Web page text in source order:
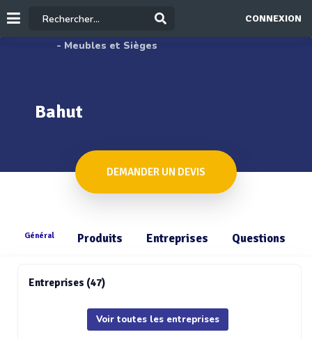
CONNEXION
- Meubles et Sièges
Bahut
DEMANDER UN DEVIS
Général Produits Entreprises Questions
Entreprises (47)
Voir toutes les entreprises